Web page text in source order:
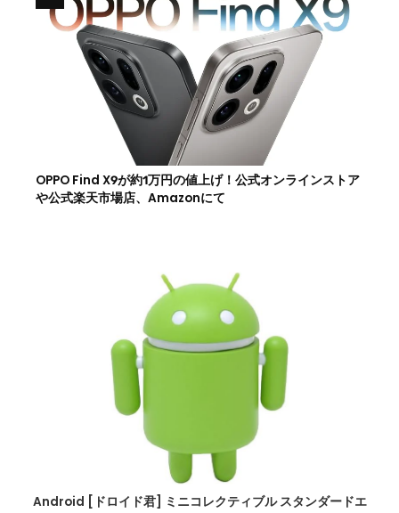
OPPO Find X9が約1万円の値上げ！公式オンラインストア
や公式楽天市場店、Amazonにて
Android [ドロイド君] ミニコレクティブル スタンダードエ